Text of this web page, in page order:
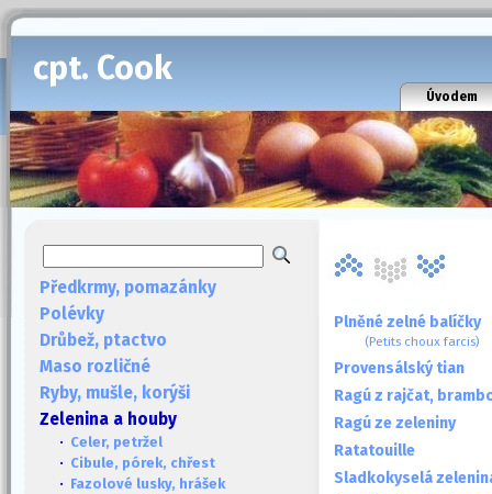
cpt. Cook
Úvodem
Předkrmy, pomazánky
Polévky
Drůbež, ptactvo
Maso rozličné
Ryby, mušle, korýši
Zelenina a houby
· Celer, petržel
· Cibule, pórek, chřest
· Fazolové lusky, hrášek
Plněné zelné balíčky
(Petits choux farcis)
Provensálský tian
Ragú z rajčat,
Ragú ze zeleniny
Ratatouille
Sladkokyselá